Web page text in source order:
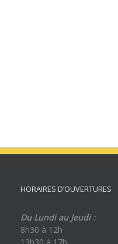
HORAIRES D’OUVERTURES
Du Lundi au Jeudi :
8h30 à 12h